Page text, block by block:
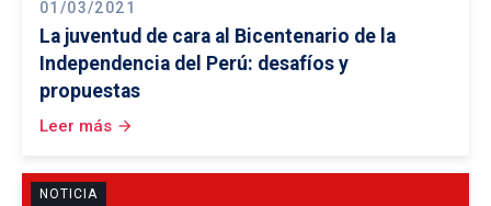
01/03/2021
La juventud de cara al Bicentenario de la
Independencia del Perú: desafíos y
propuestas
Leer más arrow_forward
NOTICIA